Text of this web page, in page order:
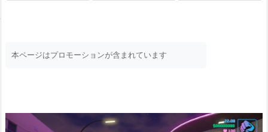
本ページはプロモーションが含まれています